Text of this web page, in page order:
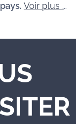
Voir plus ...